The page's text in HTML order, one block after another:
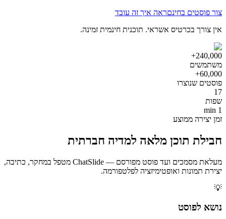
צור פוסטים בחינםראה איך זה עובד
אין צורך בכרטיס אשראי. תוכנית חינמית זמינה.
240,000+
משתמשים
60,000+
פוסטים שנוצרו
17
שפות
1 min
זמן יצירה ממוצע
חבילת תוכן מלאה למדיה חברתית
מעלאת מסמכים ועד פוסט מפורסם — ChatSlide מטפל במחקר, כתיבה,
יצירת תמונות ואופטימיזציה לפלטפורמה.
💡
נושא לפוסט